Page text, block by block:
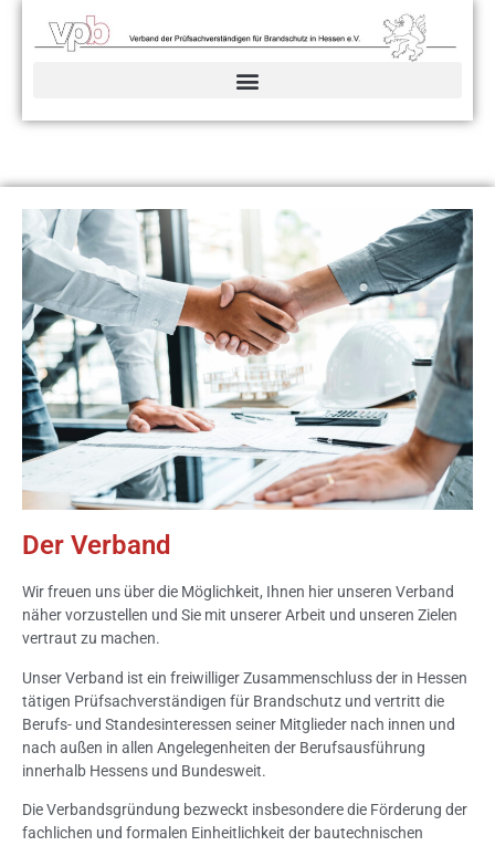
Der Verband
Wir freuen uns über die Möglichkeit, Ihnen hier unseren Verband
näher vorzustellen und Sie mit unserer Arbeit und unseren Zielen
vertraut zu machen.
Unser Verband ist ein freiwilliger Zusammenschluss der in Hessen
tätigen Prüfsachverständigen für Brandschutz und vertritt die
Berufs- und Standesinteressen seiner Mitglieder nach innen und
nach außen in allen Angelegenheiten der Berufsausführung
innerhalb Hessens und Bundesweit.
Die Verbandsgründung bezweckt insbesondere die Förderung der
fachlichen und formalen Einheitlichkeit der bautechnischen